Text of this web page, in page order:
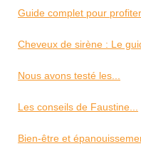
Guide complet pour
Cheveux de sirène : Le
Nous avons testé les...
Les conseils de Faustine...
Bien-être et